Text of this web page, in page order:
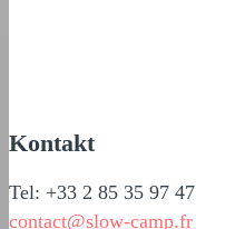
Kontakt
Tel: +33 2 85 35 97 47
contact@slow-camp.fr